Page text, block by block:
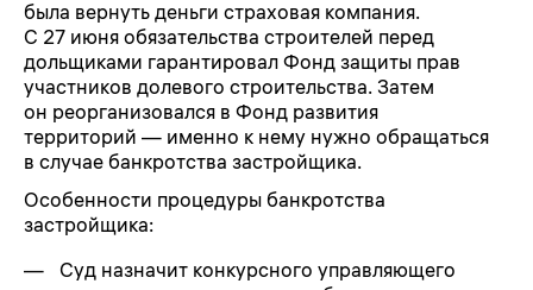
была вернуть деньги страховая компания.
С 27 июня обязательства строителей перед
дольщиками гарантировал Фонд защиты прав
участников долевого строительства. Затем
он реорганизовался в Фонд развития
территорий — именно к нему нужно обращаться
в случае банкротства застройщика.
Особенности процедуры банкротства
застройщика:
Суд назначит конкурсного управляющего